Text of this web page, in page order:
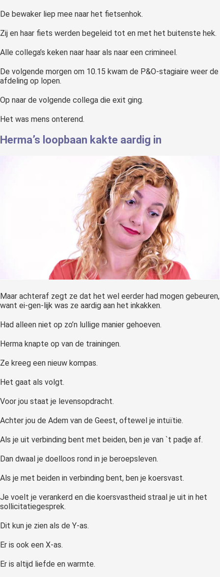
De bewaker liep mee naar het fietsenhok.
Zij en haar fiets werden begeleid tot en met het buitenste hek.
Alle collega’s keken naar haar als naar een crimineel.
De volgende morgen om 10.15 kwam de P&O-stagiaire weer de
afdeling op lopen.
Op naar de volgende collega die exit ging.
Het was mens onterend.
Herma’s loopbaan kakte aardig in
Maar achteraf zegt ze dat het wel eerder had mogen gebeuren,
want ei-gen-lijk was ze aardig aan het inkakken.
Had alleen niet op zo’n lullige manier gehoeven.
Herma knapte op van de trainingen.
Ze kreeg een nieuw kompas.
Het gaat als volgt.
Voor jou staat je levensopdracht.
Achter jou de Adem van de Geest, oftewel je intuïtie.
Als je uit verbinding bent met beiden, ben je van `t padje af.
Dan dwaal je doelloos rond in je beroepsleven.
Als je met beiden in verbinding bent, ben je koersvast.
Je voelt je verankerd en die koersvastheid straal je uit in het
sollicitatiegesprek.
Dit kun je zien als de Y-as.
Er is ook een X-as.
Er is altijd liefde en warmte.